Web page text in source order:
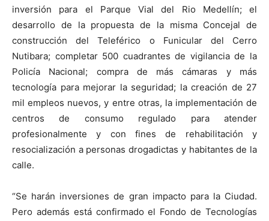
inversión para el Parque Vial del Rio Medellín; el
desarrollo de la propuesta de la misma Concejal de
construcción del Teleférico o Funicular del Cerro
Nutibara; completar 500 cuadrantes de vigilancia de la
Policía Nacional; compra de más cámaras y más
tecnología para mejorar la seguridad; la creación de 27
mil empleos nuevos, y entre otras, la implementación de
centros de consumo regulado para atender
profesionalmente y con fines de rehabilitación y
resocialización a personas drogadictas y habitantes de la
calle.
“Se harán inversiones de gran impacto para la Ciudad.
Pero además está confirmado el Fondo de Tecnologías